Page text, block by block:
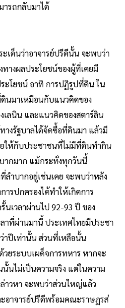
ารถกลับมาได้
เด็นว่าอาจารย์ปรีดีนั้น จะพบว่า
ทางผลประโยชน์ของผู้ที่เคยมี
ะโยชน์ อาทิ การปฏิรูปที่ดิน ใน
ดินมาเหมือนกับแนวคิดของ
เลนิน และแนวคิดของสตาร์ลิน
างรัฐบาลได้จัดซื้อที่ดินมา แล้วมี
ให้กับประชาชนที่ไม่มีที่ดินทำกิน
ากมาก แม้กระทั่งทุกวันนี้
ลำบากอยู่เช่นเคย จะพบว่าหลัง
รปกครองได้ทำให้เกิดการ
นเวลาผ่านไป 92-93 ปี ของ
าที่ผ่านมานี้ ประเทศไทยมีประชา
าปีเท่านั้น ส่วนที่เหลือนั้น
ยระบบเผด็จการทหาร หากจะ
นไม่เป็นความจริง แต่ในความ
าวหา จะพบว่าส่วนใหญ่แล้ว
อาจารย์ปรีดีพร้อมคณะราษฏรส่